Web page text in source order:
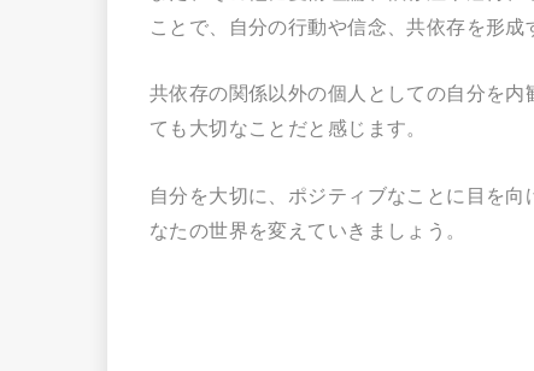
ことで、自分の行動や信念、共依存を形
共依存の関係以外の個人としての自分を
ても大切なことだと感じます。
自分を大切に、ポジティブなことに目を
なたの世界を変えていきましょう。